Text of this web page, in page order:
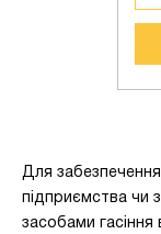
Для
підприємства чи
засобами гасіння